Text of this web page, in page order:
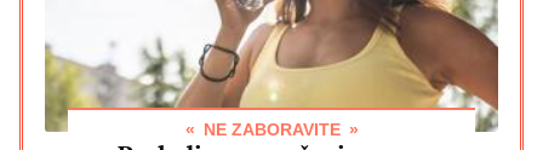
NE ZABORAVITE